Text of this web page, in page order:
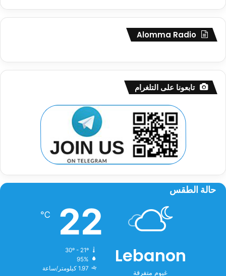
Alomma Radio
تابعونا على التلغرام
حالة الطقس
Lebanon
غيوم متفرقة
22
℃
30º - 21º
95%
1.97 كيلومتر/ساعة